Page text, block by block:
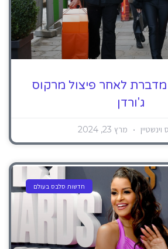
לאחר פיצול מרקוס
ג'ורדן
וינשטיין מרץ 23, 2024
חדשות סלבס בעולם